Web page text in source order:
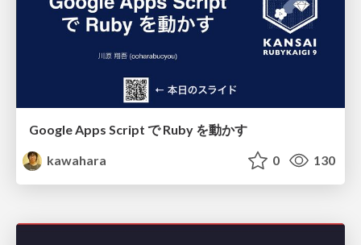
Google Apps Script で Ruby を動かす
kawahara
0 130